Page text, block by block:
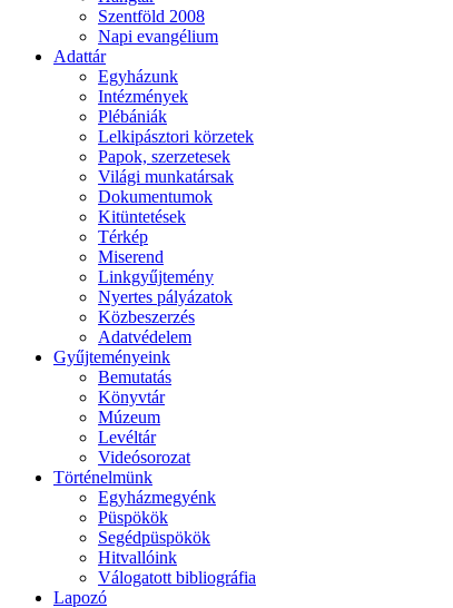
Szentföld 2008
Napi evangélium
Adattár
Egyházunk
Intézmények
Plébániák
Lelkipásztori körzetek
Papok, szerzetesek
Világi munkatársak
Dokumentumok
Kitüntetések
Térkép
Miserend
Linkgyűjtemény
Nyertes pályázatok
Közbeszerzés
Adatvédelem
Gyűjteményeink
Bemutatás
Könyvtár
Múzeum
Levéltár
Videósorozat
Történelmünk
Egyházmegyénk
Püspökök
Segédpüspökök
Hitvallóink
Válogatott bibliográfia
Lapozó